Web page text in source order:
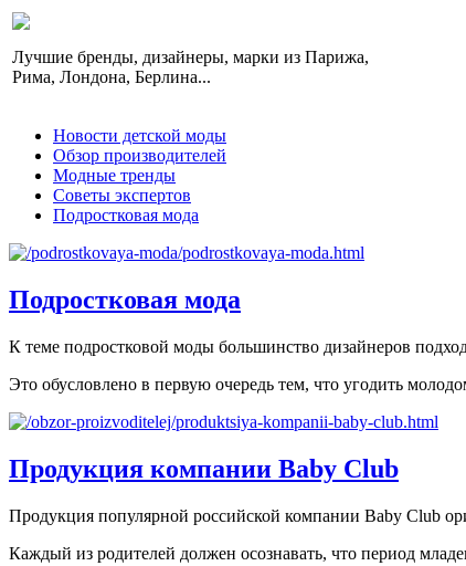
Лучшие бренды, дизайнеры, марки из Парижа,
Рима, Лондона, Берлина...
Новости детской моды
Обзор производителей
Модные тренды
Советы экспертов
Подростковая мода
Подростковая мода
К теме подростковой моды большинство дизайнеров
Это обусловлено в первую очередь тем, что угодить
Продукция компании Baby Club
Продукция популярной российской компании Baby Club
Каждый из родителей должен осознавать, что период